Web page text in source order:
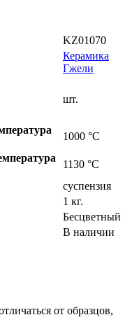
KZ01070
Керамика
Гжели
шт.
1000 °С
1130 °С
суспензия
1 кг.
Бесцветный
В наличии
от образцов,